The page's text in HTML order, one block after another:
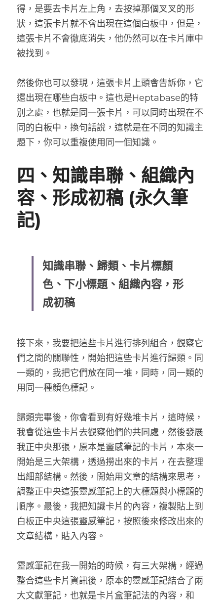
得，是要去卡片左上角，去按掉那個叉叉的形
狀，這張卡片就不會出現在這個白板中，但是，
這張卡片不會徹底消失，他仍然可以在卡片庫中
被找到。
然後你也可以發現，這張卡片上頭會告訴你，它
還出現在哪些白板中。這也是Heptabase的特
別之處，也就是同一張卡片，可以同時出現在不
同的白板中，換句話說，這就是在不同的知識主
題下，你可以重複使用同一個知識。
四、知識串聯、組織內
容、形成初稿 (永久筆
記)
知識串聯、歸類、卡片標顏
色、下小標題、組織內容，形
成初稿
接下來，我要把這些卡片進行排列組合，觀察它
們之間的關聯性，開始把這些卡片進行歸類。同
一類的，我把它們放在同一堆，同時，同一類的
用同一種顏色標記。
歸類完畢後，你會看到有好幾堆卡片，這時候，
我會從這些卡片去觀察他們的共同處，然後發展
我正中央那張，原本是靈感筆記的卡片，本來一
開始是三大架構，透過撈出來的卡片，在去整理
出細部結構。然後，開始用文章的結構來思考，
調整正中央這張靈感筆記上的大標題與小標題的
順序。最後，我把知識卡片的內容，複製貼上到
白板正中央這張靈感筆記，按照後來修改出來的
文章結構，貼入內容。
靈感筆記在我一開始的時候，有三大架構，經過
整合這些卡片資訊後，原本的靈感筆記結合了兩
大文獻筆記，也就是卡片盒筆記法的內容，和